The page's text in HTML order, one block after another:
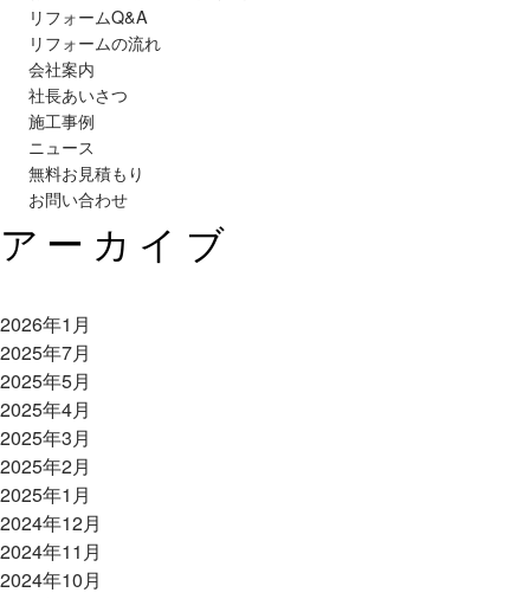
リフォームQ&A
リフォームの流れ
会社案内
社長あいさつ
施工事例
ニュース
無料お見積もり
お問い合わせ
アーカイブ
2026年1月
2025年7月
2025年5月
2025年4月
2025年3月
2025年2月
2025年1月
2024年12月
2024年11月
2024年10月